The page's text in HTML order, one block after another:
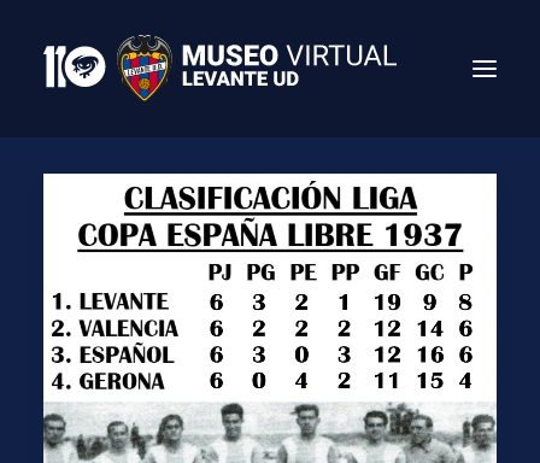
Search